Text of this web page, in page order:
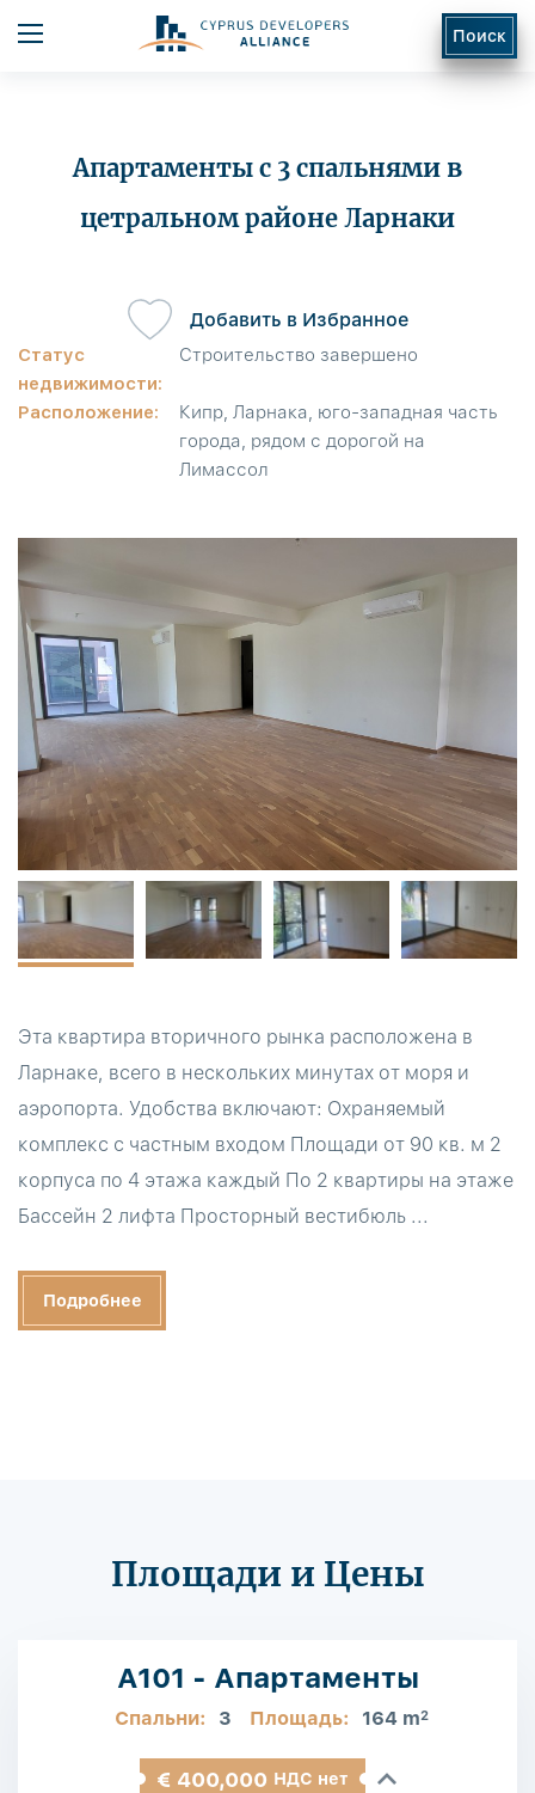
Поиск
Апартаменты с 3 спальнями в
цетральном районе Ларнаки
Статус
недвижимости:
Строительство завершено
Расположение:
Кипр, Ларнака, юго-западная часть
города, рядом с дорогой на
Лимассол
Добавить в Избранное
Эта квартира вторичного рынка расположена в
Ларнаке, всего в нескольких минутах от моря и
аэропорта. Удобства включают: Охраняемый
комплекс с частным входом Площади от 90 кв. м 2
корпуса по 4 этажа каждый По 2 квартиры на этаже
Бассейн 2 лифта Просторный вестибюль ...
Подробнее
Площади и Цены
A101 - Апартаменты
Спальни: 3 Площадь: 164 m2
€ 400,000 НДС нет